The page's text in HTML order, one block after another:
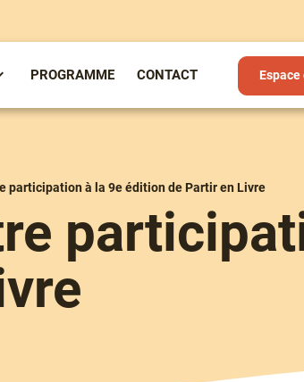
PROGRAMME CONTACT
participation à la 9e édition de Partir en Livre